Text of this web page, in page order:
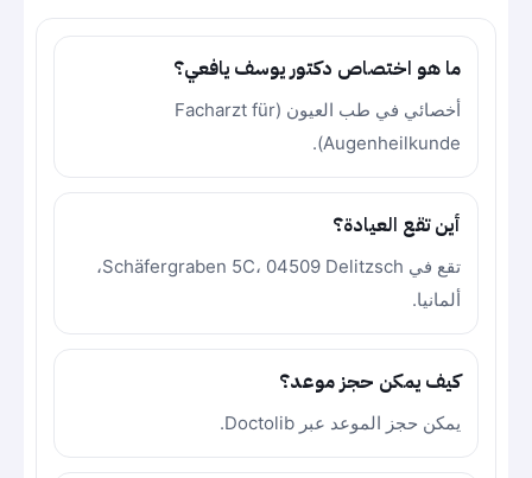
ما هو اختصاص دكتور يوسف يافعي؟
أخصائي في طب العيون (Facharzt für
Augenheilkunde).
أين تقع العيادة؟
تقع في Schäfergraben 5C، 04509 Delitzsch،
ألمانيا.
كيف يمكن حجز موعد؟
يمكن حجز الموعد عبر Doctolib.